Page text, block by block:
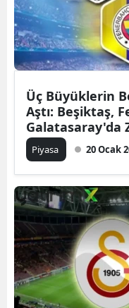
Üç Büyüklerin
Aştı: Beşiktaş,
Galatasaray'da
Piyasa 20 Ocak